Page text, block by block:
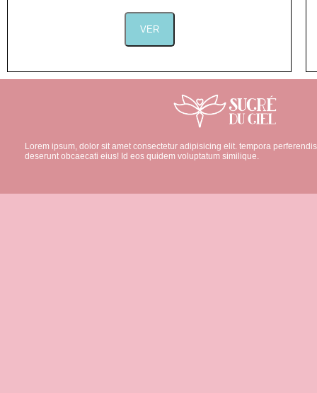
Lorem ipsum, dolor sit amet consectetur adipisicing elit. tempora
deserunt obcaecati eius! Id eos quidem voluptatum similique.